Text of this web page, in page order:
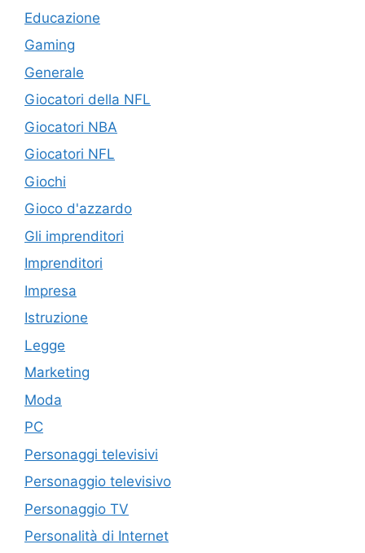
Educazione
Gaming
Generale
Giocatori della NFL
Giocatori NBA
Giocatori NFL
Giochi
Gioco d'azzardo
Gli imprenditori
Imprenditori
Impresa
Istruzione
Legge
Marketing
Moda
PC
Personaggi televisivi
Personaggio televisivo
Personaggio TV
Personalità di Internet